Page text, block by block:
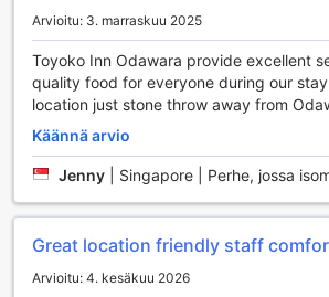
Toyoko Inn Odawara-eki Higashi-
Matkailijoille
Toyoko Inn Odawara-eki Higashi-guchi
monia käteviä palveluja, jotka tekevät
miellyttävämpää. Hotellissa on saatavilla
pyykinpesupalvelu, joka helpottaa
erityisesti pidemmillä matkoilla. Vierailla
pysyvät siisteinä ja raikkaina. Huoneissa
joten voit pysyä yhteydessä ystäviin ja
tiloissa on myös saatavilla Wi-Fi-yhteys,
Arvioitu: 3. marraskuu 2025
Toyoko Inn Odawara provide excellent
quality food for everyone during our
location just stone throw away from
Käännä arvio
Jenny Singapore | Perhe, jossa
Great location friendly staff
Arvioitu: 4. kesäkuu 2026